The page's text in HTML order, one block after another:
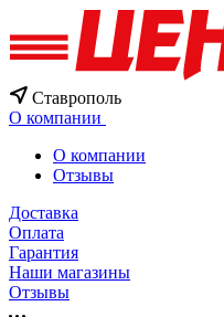
Ставрополь
О компании
О компании
Отзывы
Доставка
Оплата
Гарантия
Наши магазины
Отзывы